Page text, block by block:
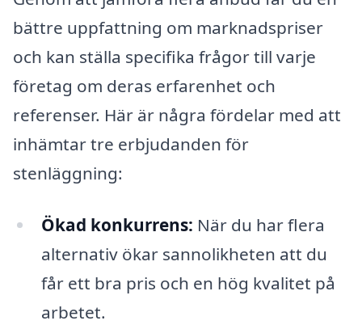
bättre uppfattning om marknadspriser
och kan ställa specifika frågor till varje
företag om deras erfarenhet och
referenser. Här är några fördelar med att
inhämtar tre erbjudanden för
stenläggning:
Ökad konkurrens: När du har flera
alternativ ökar sannolikheten att du
får ett bra pris och en hög kvalitet på
arbetet.